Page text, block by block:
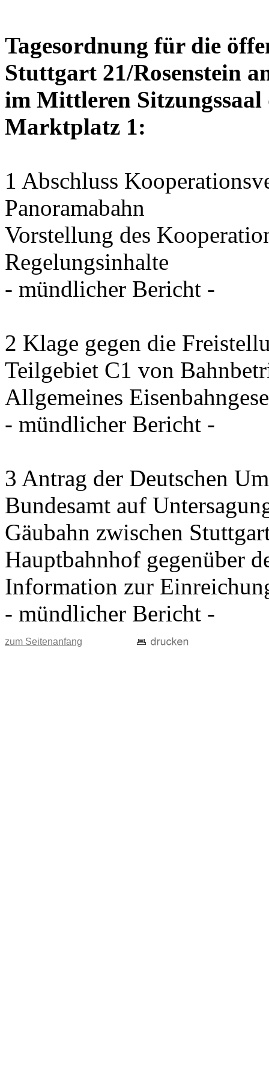
Tagesordnung für die
Stuttgart 21/Rosenstein
im Mittleren Sitzungssaal
Marktplatz 1:
1 Abschluss
Panoramabahn
Vorstellung des
Regelungsinhalte
- mündlicher Bericht -
2 Klage gegen die
Teilgebiet C1 von
Allgemeines
- mündlicher Bericht -
3 Antrag der Deutschen
Bundesamt auf
Gäubahn zwischen
Hauptbahnhof gegenüber
Information zur
- mündlicher Bericht -
zum Seitenanfang